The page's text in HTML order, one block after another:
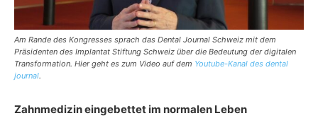
Am Rande des Kongresses sprach das Dental Journal Schweiz mit dem
Präsidenten des Implantat Stiftung Schweiz über die Bedeutung der digitalen
Transformation. Hier geht es zum Video auf dem Youtube-Kanal des dental
journal.
Zahnmedizin eingebettet im normalen Leben